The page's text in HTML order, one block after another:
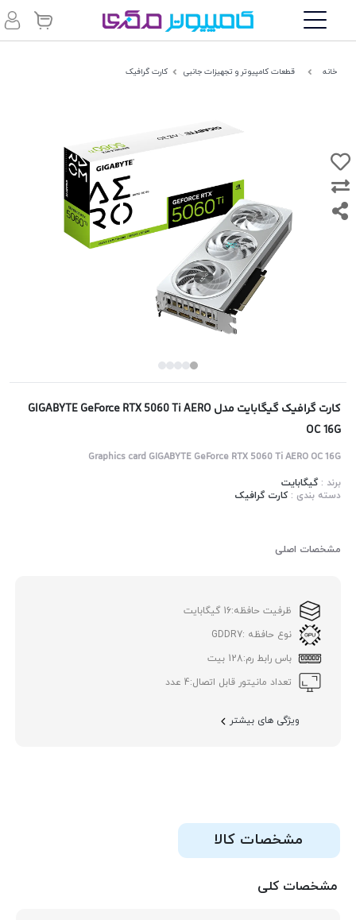
خانه قطعات کامپیوتر و تجهیزات جانبی کارت گرافیک
کارت گرافیک گیگابایت مدل GIGABYTE GeForce RTX 5060 Ti AERO
OC 16G
Graphics card GIGABYTE GeForce RTX 5060 Ti AERO OC 16G
برند :گیگابایت
دسته بندی :کارت گرافیک
مشخصات اصلی
ظرفیت حافظه:16 گیگابایت
نوع حافظه :GDDR7
باس رابط رم:128 بیت
تعداد مانیتور قابل اتصال:4 عدد
ویژگی های بیشتر
مشخصات کالا
مشخصات کلی